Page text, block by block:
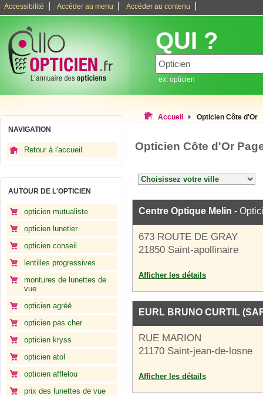
Accessibilité Accéder au menu Accéder au contenu
QUI ?
ex: opticien
NAVIGATION
Retour à l'accueil
AUTOUR DE L'OPTICIEN
opticien mutualiste
opticien lunetier
opticien conseil
lentilles progressives
montures de lunettes de
vue
opticien agréé
opticien pas cher
opticien kryss
opticien atol
opticien afflelou
prix des lunettes de vue
Accueil Opticien Côte d'Or
Opticien Côte d'Or
Centre Optique Melin -
673 ROUTE DE GRAY
21850 Saint-apollinaire
Afficher les détails
EURL BRUNO CURTIL
RUE MARION
21170 Saint-jean-de-losne
Afficher les détails